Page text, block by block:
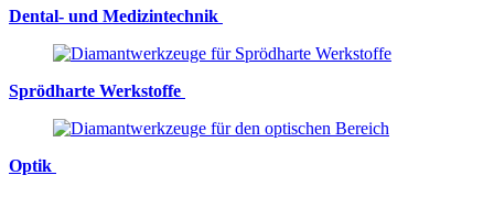
Dental- und Medizintechnik
Sprödharte Werkstoffe
Optik